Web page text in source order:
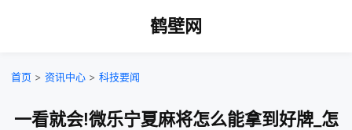
鹤壁网
首页 > 资讯中心 > 科技要闻
一看就会!微乐宁夏麻将怎么能拿到好牌_怎